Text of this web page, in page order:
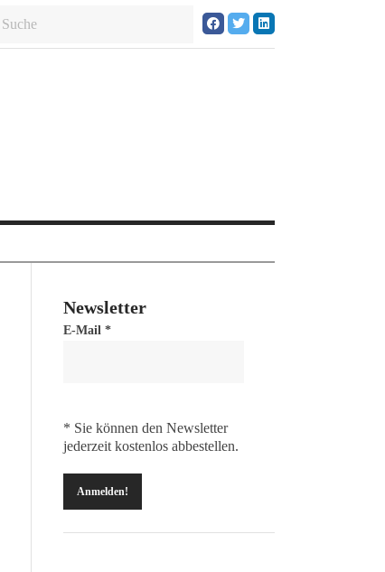
Newsletter
E-Mail *
* Sie können den Newsletter
jederzeit kostenlos abbestellen.